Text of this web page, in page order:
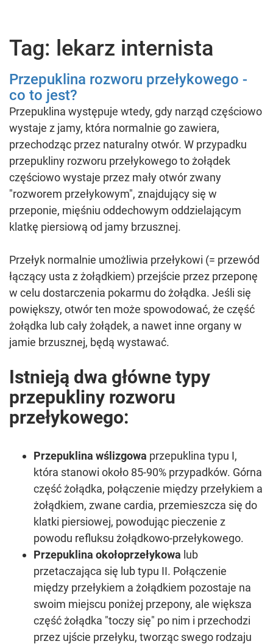
Tag: lekarz internista
Przepuklina rozworu przełykowego -
co to jest?
Przepuklina występuje wtedy, gdy narząd częściowo
wystaje z jamy, która normalnie go zawiera,
przechodząc przez naturalny otwór. W przypadku
przepukliny rozworu przełykowego to żołądek
częściowo wystaje przez mały otwór zwany
"rozworem przełykowym", znajdujący się w
przeponie, mięśniu oddechowym oddzielającym
klatkę piersiową od jamy brzusznej.
Przełyk normalnie umożliwia przełykowi (= przewód
łączący usta z żołądkiem) przejście przez przeponę
w celu dostarczenia pokarmu do żołądka. Jeśli się
powiększy, otwór ten może spowodować, że część
żołądka lub cały żołądek, a nawet inne organy w
jamie brzusznej, będą wystawać.
Istnieją dwa główne typy
przepukliny rozworu
przełykowego:
Przepuklina wślizgowa przepuklina typu I,
która stanowi około 85-90% przypadków. Górna
część żołądka, połączenie między przełykiem a
żołądkiem, zwane cardia, przemieszcza się do
klatki piersiowej, powodując pieczenie z
powodu refluksu żołądkowo-przełykowego.
Przepuklina okołoprzełykowa lub
przetaczająca się lub typu II. Połączenie
między przełykiem a żołądkiem pozostaje na
swoim miejscu poniżej przepony, ale większa
część żołądka "toczy się" po nim i przechodzi
przez ujście przełyku, tworząc swego rodzaju